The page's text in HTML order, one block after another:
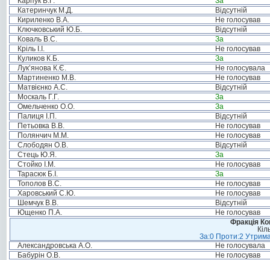
Катеринчук М.Д.
Відсутній
Кириленко В.А.
Не голосував
Ключковський Ю.Б.
Відсутній
Коваль В.С.
За
Кріль І.І.
Не голосував
Куликов К.Б.
За
Лук’янова К.Є.
Не голосувала
Мартиненко М.В.
Не голосував
Матвієнко А.С.
Відсутній
Москаль Г.Г.
За
Омельченко О.О.
За
Палиця І.П.
Відсутній
Петьовка В.В.
Не голосував
Полянчич М.М.
Не голосував
Слободян О.В.
Відсутній
Стець Ю.Я.
За
Стойко І.М.
Не голосував
Тарасюк Б.І.
За
Тополов В.С.
Не голосував
Харовський С.Ю.
Не голосував
Шемчук В.В.
Відсутній
Ющенко П.А.
Не голосував
Фракція
За:0 Проти:2
Александровська А.О.
Не голосувала
Бабурін О.В.
Не голосував